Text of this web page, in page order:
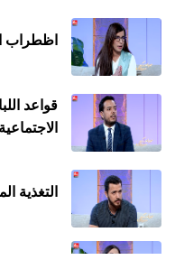
اظطراب
قواعد
الاجتماعية
التغذية